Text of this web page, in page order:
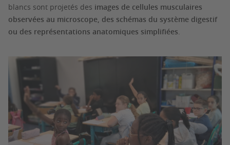
blancs sont projetés des images de cellules musculaires
observées au microscope, des schémas du système digestif
ou des représentations anatomiques simplifiées